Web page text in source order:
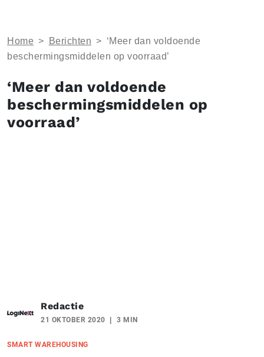
Home > Berichten > ‘Meer dan voldoende
beschermingsmiddelen op voorraad’
‘Meer dan voldoende
beschermingsmiddelen op
voorraad’
Redactie
21 OKTOBER 2020 3 MIN
SMART WAREHOUSING